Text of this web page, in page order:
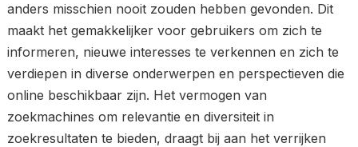
anders misschien nooit zouden hebben gevonden. Dit
maakt het gemakkelijker voor gebruikers om zich te
informeren, nieuwe interesses te verkennen en zich te
verdiepen in diverse onderwerpen en perspectieven die
online beschikbaar zijn. Het vermogen van
zoekmachines om relevantie en diversiteit in
zoekresultaten te bieden, draagt bij aan het verrijken